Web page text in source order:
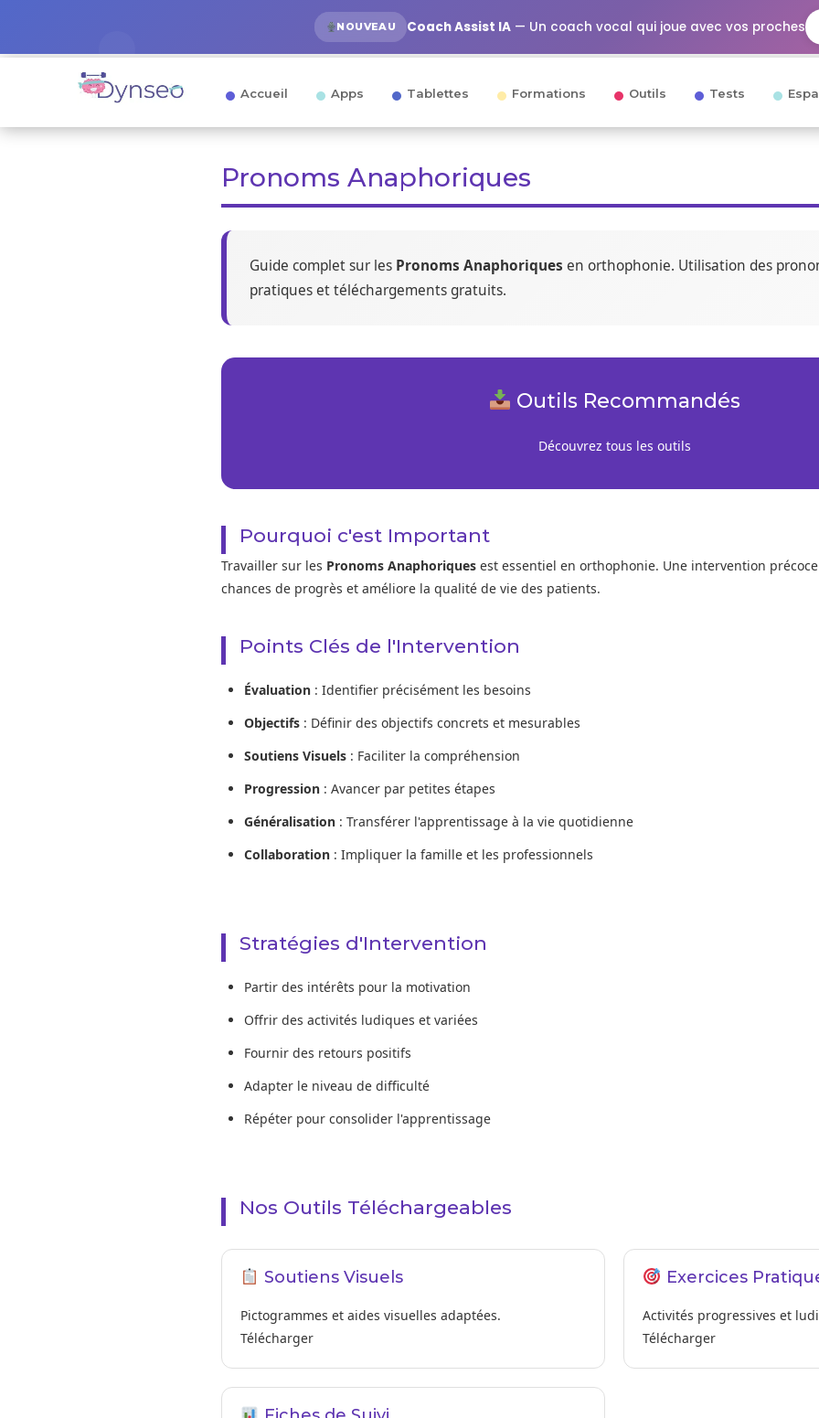
NOUVEAU Coach Assist IA — Un coach vocal qui joue avec vos proches
Accueil Apps Tablettes Formations Outils Tests
Pronoms Anaphoriques
Guide complet sur les Pronoms Anaphoriques en orthophonie. Utilisation des
pratiques et téléchargements gratuits.
Outils Recommandés
Découvrez tous les outils
Pourquoi c'est Important
Travailler sur les Pronoms Anaphoriques est essentiel en orthophonie. Une intervention
chances de progrès et améliore la qualité de vie des patients.
Points Clés de l'Intervention
Évaluation : Identifier précisément les besoins
Objectifs : Définir des objectifs concrets et mesurables
Soutiens Visuels : Faciliter la compréhension
Progression : Avancer par petites étapes
Généralisation : Transférer l'apprentissage à la vie quotidienne
Collaboration : Impliquer la famille et les professionnels
Stratégies d'Intervention
Partir des intérêts pour la motivation
Offrir des activités ludiques et variées
Fournir des retours positifs
Adapter le niveau de difficulté
Répéter pour consolider l'apprentissage
Nos Outils Téléchargeables
Soutiens Visuels
Pictogrammes et aides visuelles adaptées.
Télécharger
Exercices
Activités progressives et
Télécharger